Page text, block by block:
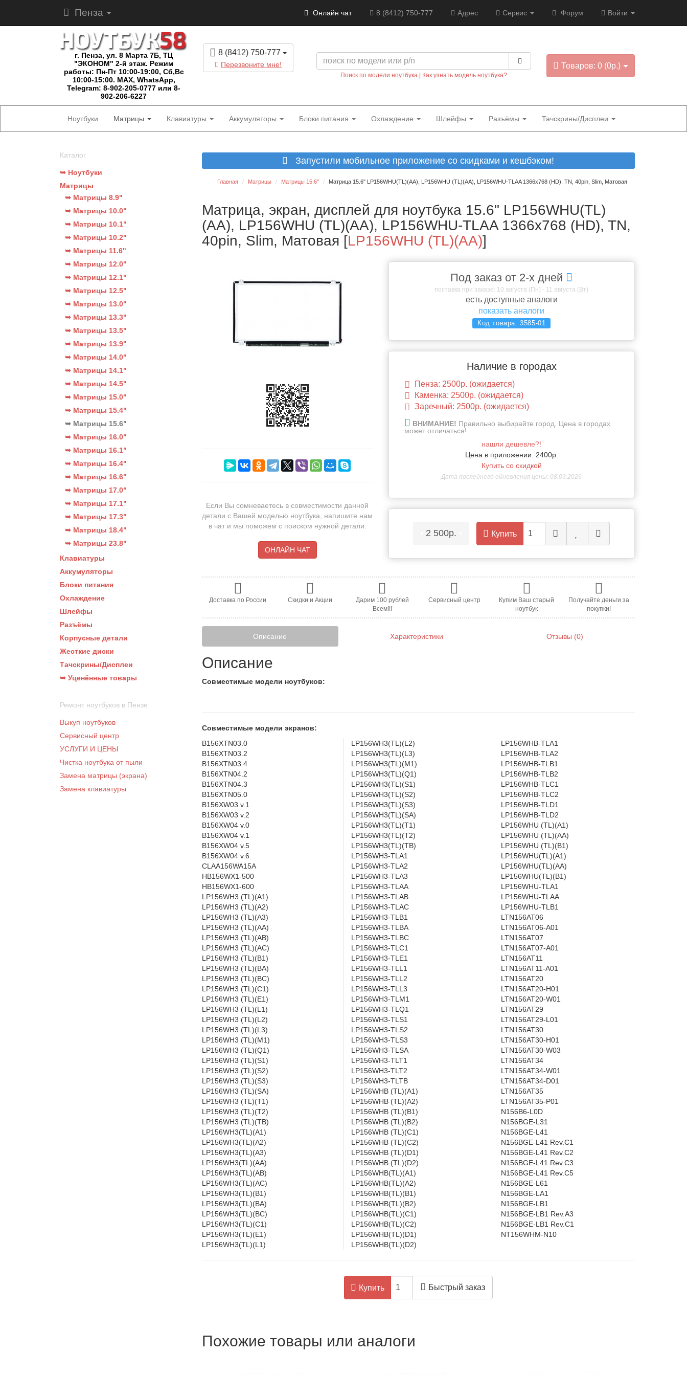
Пенза Онлайн чат 8 (8412) 750-777 Адрес Сервис Форум Войти
г. Пенза, ул. 8 Марта 7Б, ТЦ
"ЭКОНОМ" 2-й этаж. Режим
работы: Пн-Пт 10:00-19:00, Сб,Вс
10:00-15:00. MAX, WhatsApp,
Telegram: 8-902-205-0777 или 8-
902-206-6227
8 (8412) 750-777
Перезвоните мне!
Поиск по модели ноутбука Как узнать модель ноутбука?
Товаров: 0 (0р.)
Ноутбуки Матрицы Клавиатуры Аккумуляторы Блоки питания Охлаждение Шлейфы Разъёмы Тачскрины/Дисплеи
Каталог
➥ Ноутбуки
Матрицы
➥ Матрицы 8.9"
➥ Матрицы 10.0"
➥ Матрицы 10.1"
➥ Матрицы 10.2"
➥ Матрицы 11.6"
➥ Матрицы 12.0"
➥ Матрицы 12.1"
➥ Матрицы 12.5"
➥ Матрицы 13.0"
➥ Матрицы 13.3"
➥ Матрицы 13.5"
➥ Матрицы 13.9"
➥ Матрицы 14.0"
➥ Матрицы 14.1"
➥ Матрицы 14.5"
➥ Матрицы 15.0"
➥ Матрицы 15.4"
➥ Матрицы 15.6"
➥ Матрицы 16.0"
➥ Матрицы 16.1"
➥ Матрицы 16.4"
➥ Матрицы 16.6"
➥ Матрицы 17.0"
➥ Матрицы 17.1"
➥ Матрицы 17.3"
➥ Матрицы 18.4"
➥ Матрицы 23.8"
Клавиатуры
Аккумуляторы
Блоки питания
Охлаждение
Шлейфы
Разъёмы
Корпусные детали
Жесткие диски
Тачскрины/Дисплеи
➥ Уценённые товары
Ремонт ноутбуков в Пензе
Выкуп ноутбуков
Сервисный центр
УСЛУГИ И ЦЕНЫ
Чистка ноутбука от пыли
Замена матрицы (экрана)
Замена клавиатуры
Запустили мобильное приложение со скидками и кешбэком!
Главная Матрицы Матрицы 15.6" Матрица 15.6" LP156WHU(TL)(AA), LP156WHU (TL)(AA), LP156WHU-TLAA 1366x768 (HD), TN, 40pin, Slim, Матовая
Матрица, экран, дисплей для ноутбука 15.6" LP156WHU(TL)
(AA), LP156WHU (TL)(AA), LP156WHU-TLAA 1366x768 (HD), TN,
40pin, Slim, Матовая [LP156WHU (TL)(AA)]
Если Вы сомневаетесь в совместимости данной
детали с Вашей моделью ноутбука, напишите нам
в чат и мы поможем с поиском нужной детали.
ОНЛАЙН ЧАТ
Под заказ от 2-х дней
поставка при заказе: 10 августа (Пн) - 11 августа (Вт)
есть доступные аналоги
показать аналоги
Код товара:3585-01
Наличие в городах
Пенза: 2500р. (ожидается)
Каменка: 2500р. (ожидается)
Заречный: 2500р. (ожидается)
ВНИМАНИЕ! Правильно выбирайте город. Цена в городах
может отличаться!
нашли дешевле?!
Цена в приложении: 2400р.
Купить со скидкой
Дата последнего обновления цены: 08.03.2026
2 500р. Купить
Доставка по России Скидки и Акции
Дарим 100 рублей
Всем!!!
Сервисный центр
Купим Ваш старый
ноутбук
Получайте деньги за
покупки!
Описание Характеристики Отзывы (0)
Описание
Совместимые модели ноутбуков:
Совместимые модели экранов:
B156XTN03.0
B156XTN03.2
B156XTN03.4
B156XTN04.2
B156XTN04.3
B156XTN05.0
B156XW03 v.1
B156XW03 v.2
B156XW04 v.0
B156XW04 v.1
B156XW04 v.5
B156XW04 v.6
CLAA156WA15A
HB156WX1-500
HB156WX1-600
LP156WH3 (TL)(A1)
LP156WH3 (TL)(A2)
LP156WH3 (TL)(A3)
LP156WH3 (TL)(AA)
LP156WH3 (TL)(AB)
LP156WH3 (TL)(AC)
LP156WH3 (TL)(B1)
LP156WH3 (TL)(BA)
LP156WH3 (TL)(BC)
LP156WH3 (TL)(C1)
LP156WH3 (TL)(E1)
LP156WH3 (TL)(L1)
LP156WH3 (TL)(L2)
LP156WH3 (TL)(L3)
LP156WH3 (TL)(M1)
LP156WH3 (TL)(Q1)
LP156WH3 (TL)(S1)
LP156WH3 (TL)(S2)
LP156WH3 (TL)(S3)
LP156WH3 (TL)(SA)
LP156WH3 (TL)(T1)
LP156WH3 (TL)(T2)
LP156WH3 (TL)(TB)
LP156WH3(TL)(A1)
LP156WH3(TL)(A2)
LP156WH3(TL)(A3)
LP156WH3(TL)(AA)
LP156WH3(TL)(AB)
LP156WH3(TL)(AC)
LP156WH3(TL)(B1)
LP156WH3(TL)(BA)
LP156WH3(TL)(BC)
LP156WH3(TL)(C1)
LP156WH3(TL)(E1)
LP156WH3(TL)(L1)
LP156WH3(TL)(L2)
LP156WH3(TL)(L3)
LP156WH3(TL)(M1)
LP156WH3(TL)(Q1)
LP156WH3(TL)(S1)
LP156WH3(TL)(S2)
LP156WH3(TL)(S3)
LP156WH3(TL)(SA)
LP156WH3(TL)(T1)
LP156WH3(TL)(T2)
LP156WH3(TL)(TB)
LP156WH3-TLA1
LP156WH3-TLA2
LP156WH3-TLA3
LP156WH3-TLAA
LP156WH3-TLAB
LP156WH3-TLAC
LP156WH3-TLB1
LP156WH3-TLBA
LP156WH3-TLBC
LP156WH3-TLC1
LP156WH3-TLE1
LP156WH3-TLL1
LP156WH3-TLL2
LP156WH3-TLL3
LP156WH3-TLM1
LP156WH3-TLQ1
LP156WH3-TLS1
LP156WH3-TLS2
LP156WH3-TLS3
LP156WH3-TLSA
LP156WH3-TLT1
LP156WH3-TLT2
LP156WH3-TLTB
LP156WHB (TL)(A1)
LP156WHB (TL)(A2)
LP156WHB (TL)(B1)
LP156WHB (TL)(B2)
LP156WHB (TL)(C1)
LP156WHB (TL)(C2)
LP156WHB (TL)(D1)
LP156WHB (TL)(D2)
LP156WHB(TL)(A1)
LP156WHB(TL)(A2)
LP156WHB(TL)(B1)
LP156WHB(TL)(B2)
LP156WHB(TL)(C1)
LP156WHB(TL)(C2)
LP156WHB(TL)(D1)
LP156WHB(TL)(D2)
LP156WHB-TLA1
LP156WHB-TLA2
LP156WHB-TLB1
LP156WHB-TLB2
LP156WHB-TLC1
LP156WHB-TLC2
LP156WHB-TLD1
LP156WHB-TLD2
LP156WHU (TL)(A1)
LP156WHU (TL)(AA)
LP156WHU (TL)(B1)
LP156WHU(TL)(A1)
LP156WHU(TL)(AA)
LP156WHU(TL)(B1)
LP156WHU-TLA1
LP156WHU-TLAA
LP156WHU-TLB1
LTN156AT06
LTN156AT06-A01
LTN156AT07
LTN156AT07-A01
LTN156AT11
LTN156AT11-A01
LTN156AT20
LTN156AT20-H01
LTN156AT20-W01
LTN156AT29
LTN156AT29-L01
LTN156AT30
LTN156AT30-H01
LTN156AT30-W03
LTN156AT34
LTN156AT34-W01
LTN156AT34-D01
LTN156AT35
LTN156AT35-P01
N156B6-L0D
N156BGE-L31
N156BGE-L41
N156BGE-L41 Rev.C1
N156BGE-L41 Rev.C2
N156BGE-L41 Rev.C3
N156BGE-L41 Rev.C5
N156BGE-L61
N156BGE-LA1
N156BGE-LB1
N156BGE-LB1 Rev.A3
N156BGE-LB1 Rev.C1
NT156WHM-N10
Купить Быстрый заказ
Похожие товары или аналоги